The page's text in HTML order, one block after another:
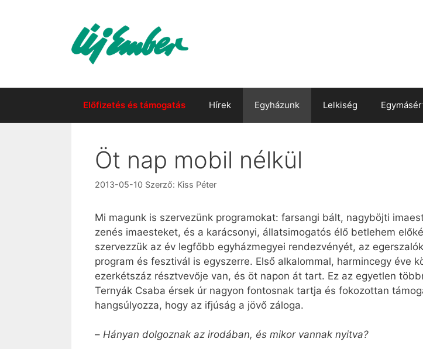
Előfizetés és támogatás Hírek Egyházunk Lelkiség
Öt nap mobil nélkül
2013-05-10 Szerző: Kiss Péter
Mi magunk is szervezünk programokat: farsangi bált, nagyböjti
zenés imaesteket, és a karácsonyi, állatsimogatós élő betlehem
szervezzük az év legfőbb egyházmegyei rendezvényét, az
program és fesztivál is egyszerre. Első alkalommal, harmincegy éve
ezerkétszáz résztvevője van, és öt napon át tart. Ez az egyetlen
Ternyák Csaba érsek úr nagyon fontosnak tartja és fokozottan
hangsúlyozza, hogy az ifjúság a jövő záloga.
– Hányan dolgoznak az irodában, és mikor vannak nyitva?